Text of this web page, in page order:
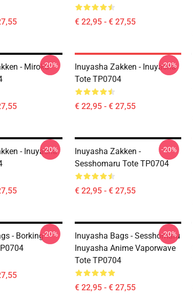
€ 22,95 - € 27,55
- Miroku-20%
Inuyasha Zakken - Inuyasha
Tote TP0704
€ 22,95 - € 27,55
-20%
- Inuyasha
-20%
Inuyasha Zakken -
Sesshomaru Tote TP0704
€ 22,95 - € 27,55
-20%
- Borking-20%
Inuyasha Bags - Sesshomaru
Inuyasha Anime Vaporwave
Tote TP0704
€ 22,95 - € 27,55
-20%